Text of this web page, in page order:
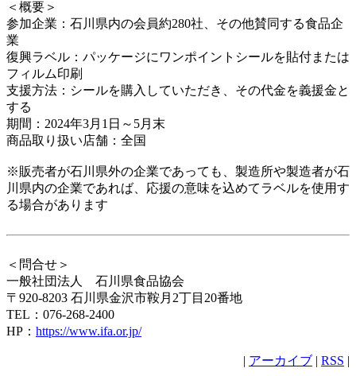
＜概要＞
参加企業：石川県内の会員約280社、その他賛同する食品企
業
復興ラベル：パッケージにワンポイントシールを貼付または
フィルム印刷
支援方法：シールを購入していただき、その代金を義援金と
する
期間：2024年3月1日～5月末
商品取り扱い店舗：全国
※販売者が石川県外の企業であっても、製造所や製造者が石
川県内の企業であれば、応援の意味を込めてラベルを使用す
る場合があります
＜問合せ＞
一般社団法人 石川県食品協会
〒920-8203 石川県金沢市鞍月2丁目20番地
TEL：076-268-2400
HP： https://www.ifa.or.jp/
| アーカイブ | RSS |